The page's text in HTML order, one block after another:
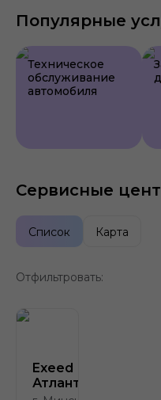
Популярные
Техническое
обслуживание
автомобиля
Сервисные
Список Карта
Отфильтровать:
Exeed
Атлант-М